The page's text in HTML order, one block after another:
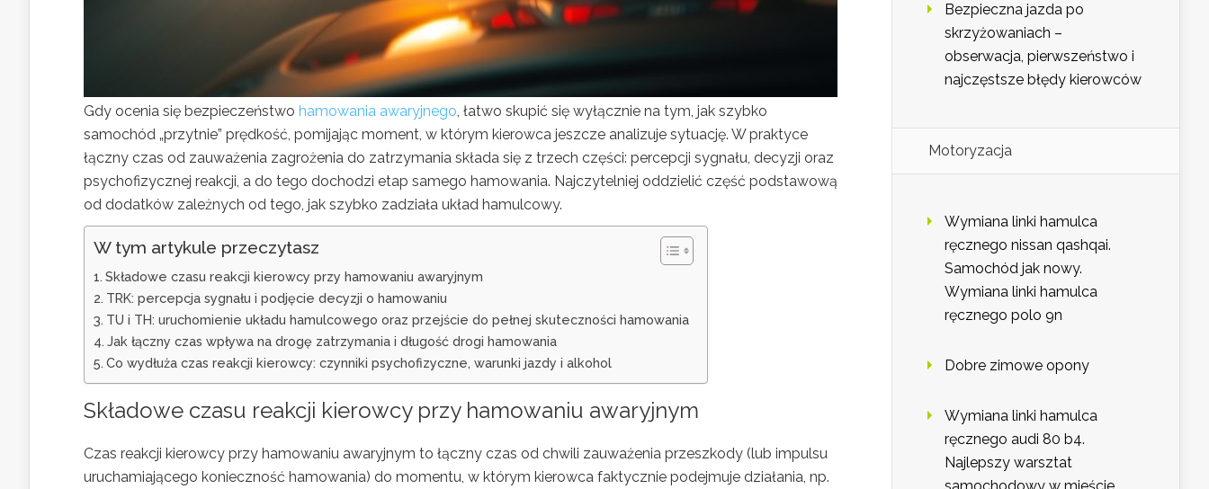
Gdy ocenia się bezpieczeństwo hamowania awaryjnego , łatwo skupić się wyłącznie na tym, jak szybko
samochód „przytnie” prędkość, pomijając moment, w którym kierowca jeszcze analizuje sytuację. W praktyce
łączny czas od zauważenia zagrożenia do zatrzymania składa się z trzech części: percepcji sygnału, decyzji oraz
psychofizycznej reakcji, a do tego dochodzi etap samego hamowania. Najczytelniej oddzielić część podstawową
od dodatków zależnych od tego, jak szybko zadziała układ hamulcowy.
W tym artykule przeczytasz
Składowe czasu reakcji kierowcy przy hamowaniu awaryjnym
TRK: percepcja sygnału i podjęcie decyzji o hamowaniu
TU i TH: uruchomienie układu hamulcowego oraz przejście do pełnej skuteczności hamowania
Jak łączny czas wpływa na drogę zatrzymania i długość drogi hamowania
Co wydłuża czas reakcji kierowcy: czynniki psychofizyczne, warunki jazdy i alkohol
Składowe czasu reakcji kierowcy przy hamowaniu awaryjnym
Czas reakcji kierowcy przy hamowaniu awaryjnym to łączny czas od chwili zauważenia przeszkody (lub impulsu
uruchamiającego konieczność hamowania) do momentu, w którym kierowca faktycznie podejmuje działania, np.
Bezpieczna jazda po
skrzyżowaniach –
obserwacja, pierwszeństwo i
najczęstsze błędy kierowców
Motoryzacja
Wymiana linki hamulca
ręcznego nissan qashqai.
Samochód jak nowy.
Wymiana linki hamulca
ręcznego polo 9n
Dobre zimowe opony
Wymiana linki hamulca
ręcznego audi 80 b4.
Najlepszy warsztat